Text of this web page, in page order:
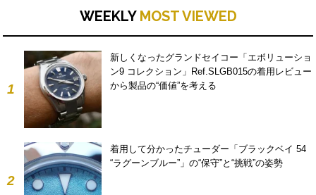
WEEKLY MOST VIEWED
1
新しくなったグランドセイコー「エボリューショ
ン9 コレクション」Ref.SLGB015の着用レビュー
から製品の“価値”を考える
2
着用して分かったチューダー「ブラックベイ 54
“ラグーンブルー”」の“保守”と“挑戦”の姿勢